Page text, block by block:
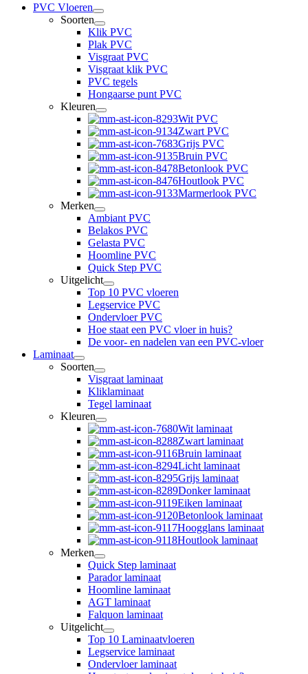
PVC Vloeren
Soorten
Klik PVC
Plak PVC
Visgraat PVC
Visgraat klik PVC
PVC tegels
Hongaarse punt PVC
Kleuren
Wit PVC
Zwart PVC
Grijs PVC
Bruin PVC
Betonlook PVC
Houtlook PVC
Marmerlook PVC
Merken
Ambiant PVC
Belakos PVC
Gelasta PVC
Hoomline PVC
Quick Step PVC
Uitgelicht
Top 10 PVC vloeren
Legservice PVC
Ondervloer PVC
Hoe staat een PVC vloer in huis?
De voor- en nadelen van een PVC-vloer
Laminaat
Soorten
Visgraat laminaat
Kliklaminaat
Tegel laminaat
Kleuren
Wit laminaat
Zwart laminaat
Bruin laminaat
Licht laminaat
Grijs laminaat
Donker laminaat
Eiken laminaat
Betonlook laminaat
Hoogglans laminaat
Houtlook laminaat
Merken
Quick Step laminaat
Parador laminaat
Hoomline laminaat
AGT laminaat
Falquon laminaat
Uitgelicht
Top 10 Laminaatvloeren
Legservice laminaat
Ondervloer laminaat